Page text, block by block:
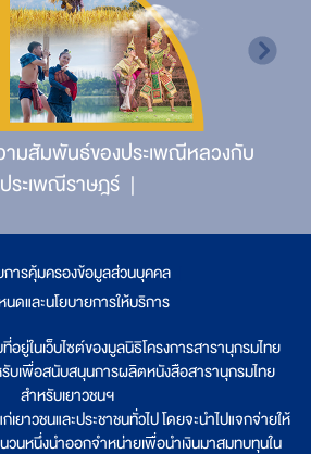
มสัมพันธ์ของประเพณีหลวงกับ
ประเพณีราษฎร์
การคุ้มครองข้อมูลส่วนบุคคล
ดและนโยบายการให้บริการ
ยู่ในเว็บไซต์ของมูลนิธิโครงการสารานุกรมไทย
รับเพื่อสนับสนุนการผลิตหนังสือสารานุกรมไทย
สำหรับเยาวชนฯ
เยาวชนและประชาชนทั่วไป โดยจะนำไปแจกจ่ายให้
นวนหนึ่งนำออกจำหน่ายเพื่อนำเงินมาสมทบทุนใน